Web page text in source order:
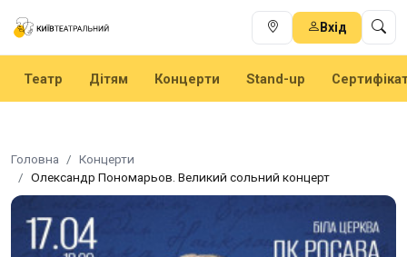
Вхід
Театр Дітям Концерти Stand-up
Головна
Концерти
Олександр Пономарьов. Великий сольний концерт